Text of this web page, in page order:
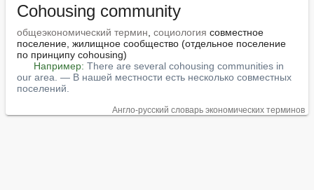
Cohousing community
общеэкономический термин социология совместное
поселение, жилищное сообщество (отдельное поселение
по принципу cohousing)
Например: There are several cohousing communities in
our area. — В нашей местности есть несколько совместных
поселений.
Англо-русский словарь экономических терминов